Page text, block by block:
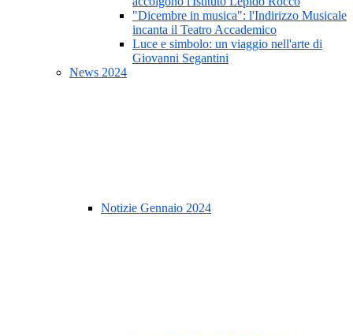
"Dicembre in musica": l'Indirizzo Musicale
incanta il Teatro Accademico
Luce e simbolo: un viaggio nell'arte di
Giovanni Segantini
News 2024
Notizie Gennaio 2024